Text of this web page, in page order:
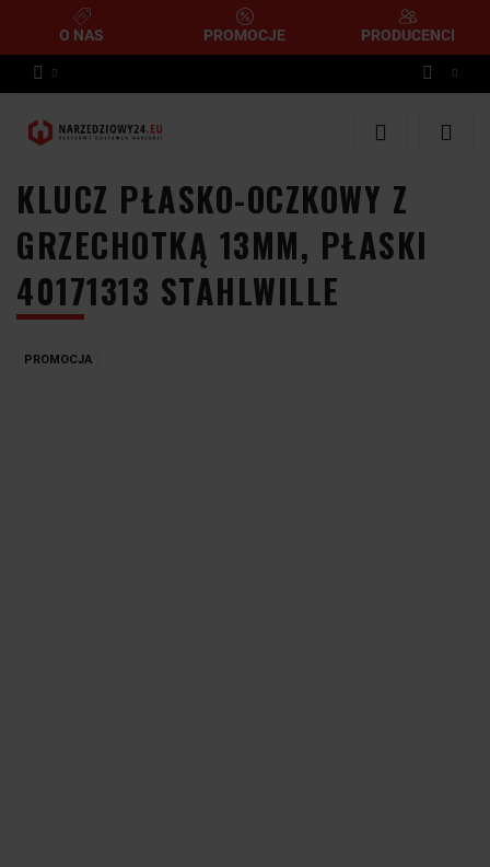
O NAS PROMOCJE PRODUCENCI
Zaloguj się
Dodaj zgłoszenie
KLUCZ PŁASKO-OCZKOWY Z
GRZECHOTKĄ 13MM, PŁASKI
40171313 STAHLWILLE
PROMOCJA